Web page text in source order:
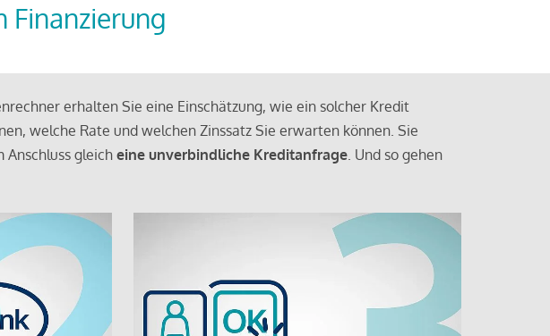
Finanzierung
erhalten Sie eine Einschätzung, wie ein solcher Kredit
welche Rate und welchen Zinssatz Sie erwarten können. Sie
gleich eine unverbindliche Kreditanfrage. Und so gehen